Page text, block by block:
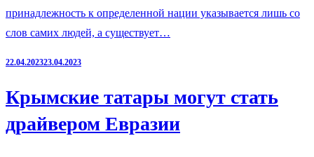
принадлежность к определенной нации указывается лишь со
слов самих людей, а существует…
22.04.202323.04.2023
Крымские татары могут стать
драйвером Евразии